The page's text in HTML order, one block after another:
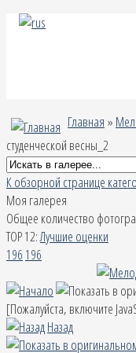
Главная »
студенческой весны_2
К обзорной странице
Моя галерея
Общее количество
TOP 12:Лучшие оценки
196 196
[Пожалуйста, включите
Назад